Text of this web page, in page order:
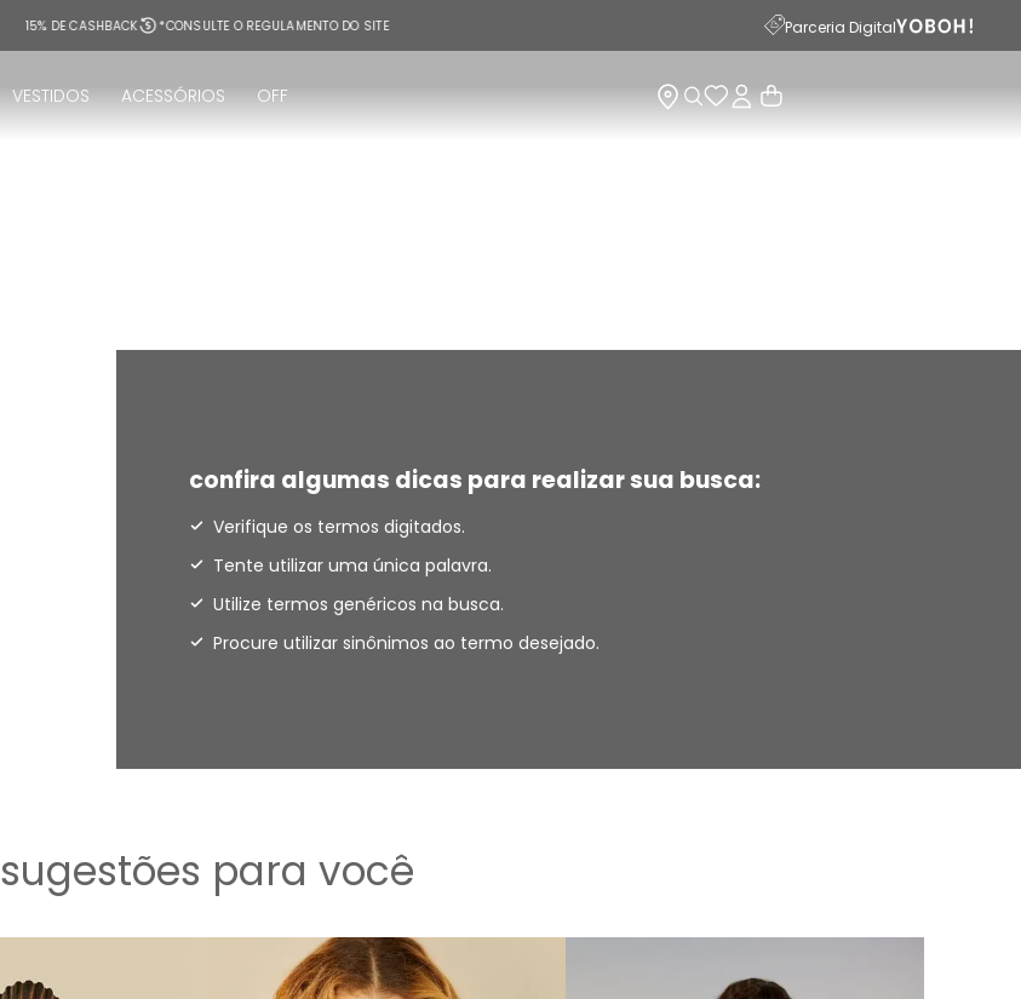
15% DE CASHBACK *CONSULTE O REGULAMENTO DO SITE Parceria Digital
VESTIDOS ACESSÓRIOS OFF
confira algumas dicas para realizar sua busca:
Verifique os termos digitados.
Tente utilizar uma única palavra.
Utilize termos genéricos na busca.
Procure utilizar sinônimos ao termo desejado.
sugestões para você